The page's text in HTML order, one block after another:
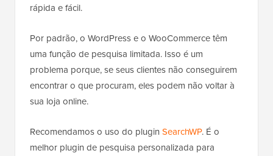
rápida e fácil.
Por padrão, o WordPress e o WooCommerce têm
uma função de pesquisa limitada. Isso é um
problema porque, se seus clientes não conseguirem
encontrar o que procuram, eles podem não voltar à
sua loja online.
Recomendamos o uso do plugin SearchWP. É o
melhor plugin de pesquisa personalizada para